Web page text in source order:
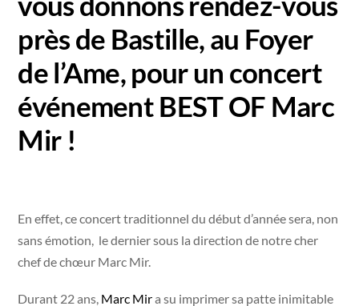
près de Bastille, au Foyer
de l’Ame, pour un concert
événement BEST OF Marc
Mir!
En effet, ce concert traditionnel du début d’année sera, non
sans émotion, le dernier sous la direction de notre cher
chef de chœur Marc Mir.
Durant 22 ans, Marc Mira su imprimer sa patte inimitable